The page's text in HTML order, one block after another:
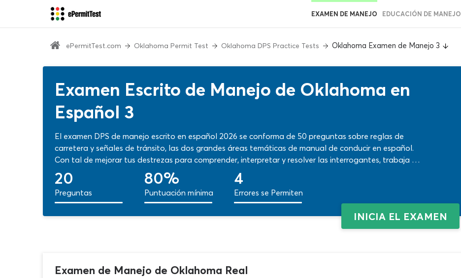
EXAMEN DE MANEJO EDUCACIÓN DE MANEJO
ePermitTest.com Oklahoma Permit Test Oklahoma DPS Practice Tests Oklahoma Examen de Manejo 3
Examen Escrito de Manejo de Oklahoma en
Español 3
El examen DPS de manejo escrito en español 2026 se conforma de 50 preguntas sobre reglas de
carretera y señales de tránsito, las dos grandes áreas temáticas de manual de conducir en español.
Con tal de mejorar tus destrezas para comprender, interpretar y resolver las interrogantes, trabaja al
máximo con nuestro test escrito DMV de Oklahoma GRATIS. ¡Con corrección instantánea y funciones
de ayuda en cada enunciado podrás convertir errores en aprendizaje para mejorar en cada paso!
20
Preguntas
80%
Puntuación mínima
4
Errores se Permiten
INICIA EL EXAMEN
Examen de Manejo de Oklahoma Real